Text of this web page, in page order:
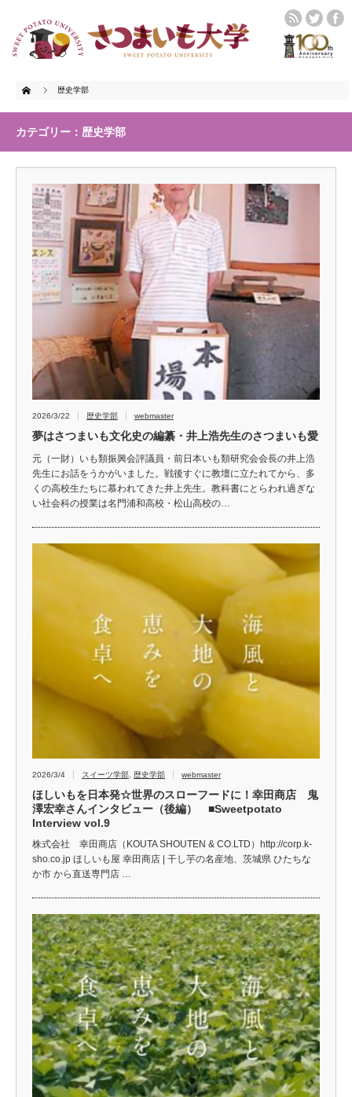
Home 歴史学部
カテゴリー：歴史学部
2026/3/22 歴史学部 webmaster
夢はさつまいも文化史の編纂・井上浩先生のさつまいも愛
元（一財）いも類振興会評議員・前日本いも類研究会会長の井上浩
先生にお話をうかがいました。戦後すぐに教壇に立たれてから、多
くの高校生たちに慕われてきた井上先生。教科書にとらわれ過ぎな
い社会科の授業は名門浦和高校・松山高校の…
2026/3/4 スイーツ学部, 歴史学部 webmaster
ほしいもを日本発☆世界のスローフードに！幸田商店 鬼
澤宏幸さんインタビュー（後編） ■Sweetpotato
Interview vol.9
株式会社 幸田商店（KOUTA SHOUTEN & CO.LTD）http://corp.k-
sho.co.jp ほしいも屋 幸田商店 | 干し芋の名産地、茨城県 ひたちな
か市 から直送専門店 …